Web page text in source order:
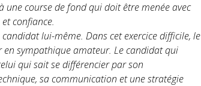
une course de fond qui doit être menée avec
confiance.
lui-même. Dans cet exercice difficile, le
en sympathique amateur. Le candidat qui
qui sait se différencier par son
sa communication et une stratégie